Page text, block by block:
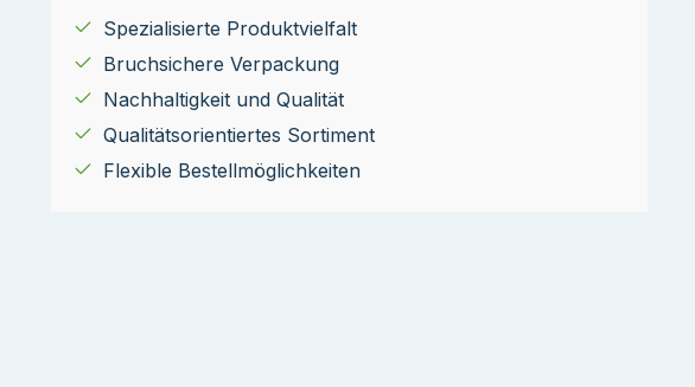
Spezialisierte Produktvielfalt
Bruchsichere Verpackung
Nachhaltigkeit und Qualität
Qualitätsorientiertes Sortiment
Flexible Bestellmöglichkeiten